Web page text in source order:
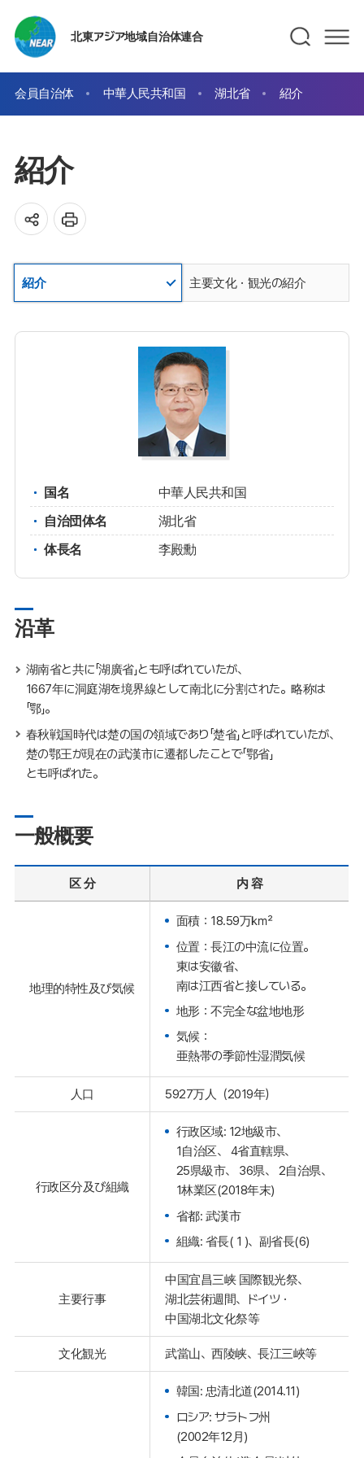
北東アジア地域自治体連合
会員自治体 中華人民共和国 湖北省 紹介
紹介
紹介 主要文化・観光の紹介
国名
中華人民共和国
自治団体名
湖北省
体長名
李殿勳
沿革
湖南省と共に「湖廣省」とも呼ばれていたが、
1667年に洞庭湖を境界線として南北に分割された。略称は
「鄂」。
春秋戦国時代は楚の国の領域であり「楚省」と呼ばれていたが、
楚の鄂王が現在の武漢市に遷都したことで「鄂省」
とも呼ばれた。
一般概要
区 分 内 容
地理的特性及び気候
面積：18.59万㎢
位置：長江の中流に位置。
東は安徽省、
南は江西省と接している。
地形：不完全な盆地地形
気候：
亜熱帯の季節性湿潤気候
人口 5927万人（2019年）
行政区分及び組織
行政区域: 12地級市、
1自治区、 4省直轄県、
25県級市、 36県、 2自治県、
1林業区(2018年末)
省都: 武漢市
組織: 省長( 1 )、副省長(6)
主要行事
中国宜昌三峡 国際観光祭、
湖北芸術週間、ドイツ・
中国湖北文化祭等
文化観光 武當山、西陵峡、長江三峽等
韓国: 忠清北道(2014.11)
ロシア: サラトフ州
(2002年12月)